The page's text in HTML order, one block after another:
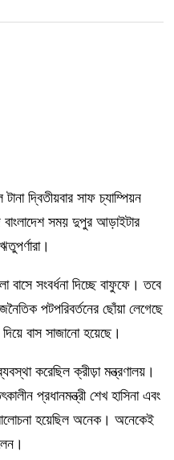
দ্বিতীয়বার সাফ চ্যাম্পিয়ন
সময় দুপুর আড়াইটার
সংবর্ধনা দিচ্ছে বাফুফে। তবে
পটপরিবর্তনের ছোঁয়া লেগেছে
বাস সাজানো হয়েছে।
করেছিল ক্রীড়া মন্ত্রণালয়।
প্রধানমন্ত্রী শেখ হাসিনা এবং
হয়েছিল অনেক। অনেকেই